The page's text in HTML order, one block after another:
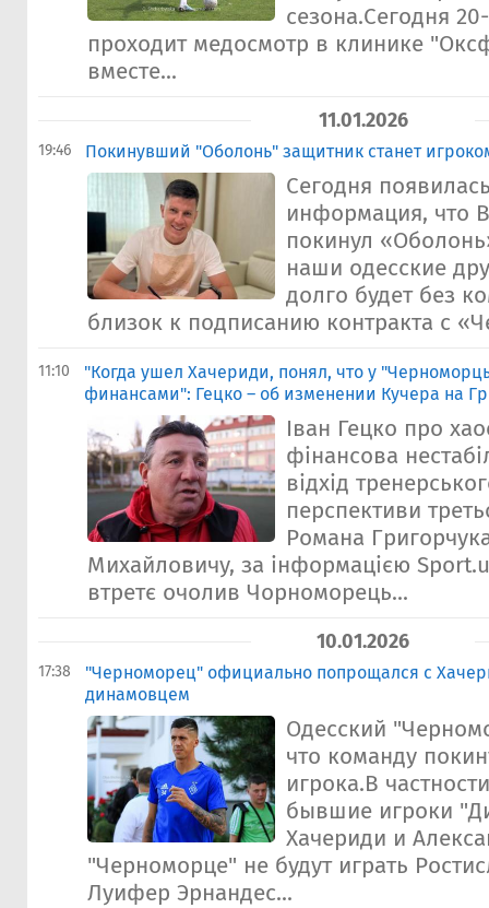
сезона.Сегодня
проходит медосмотр в клинике
вместе...
11.01.2026
19:46 Покинувший "Оболонь" защитник станет
Сегодня
информация, что
покинул
наши одесские
долго будет без
близок к подписанию контракта с
11:10
"Когда ушел Хачериди, понял, что у
финансами": Гецко – об изменении Кучера на
Іван Гецко про
фінансова
відхід
перспективи
Романа
Михайловичу, за інформацією
втретє очолив Чорноморець...
10.01.2026
17:38
"Черноморец" официально попрощался с
динамовцем
Одесский
что команду
игрока.В
бывшие игроки
Хачериди и
"Черноморце" не будут играть
Луифер Эрнандес...